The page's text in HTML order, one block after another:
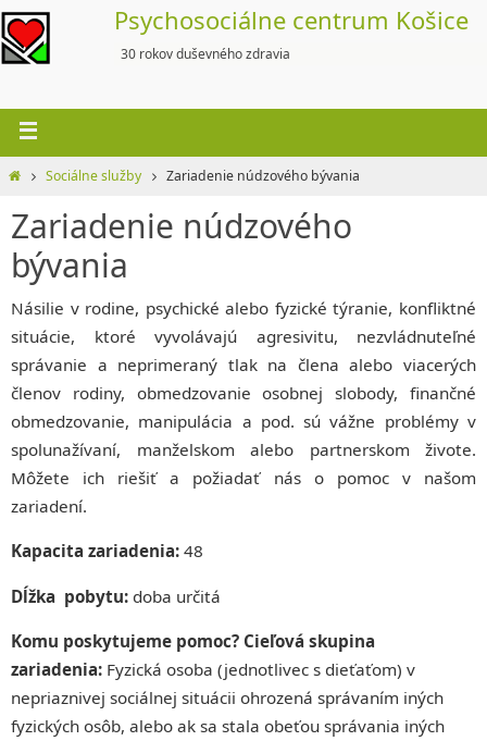
Skip
to
content
Psychosociálne centrum Košice
30 rokov duševného zdravia
HomeSociálne služby Zariadenie núdzového bývania
Zariadenie núdzového
bývania
Násilie v rodine, psychické alebo fyzické týranie, konfliktné
situácie, ktoré vyvolávajú agresivitu, nezvládnuteľné
správanie a neprimeraný tlak na člena alebo viacerých
členov rodiny, obmedzovanie osobnej slobody, finančné
obmedzovanie, manipulácia a pod. sú vážne problémy v
spolunažívaní, manželskom alebo partnerskom živote.
Môžete ich riešiť a požiadať nás o pomoc v našom
zariadení.
Kapacita zariadenia: 48
Dĺžka pobytu: doba určitá
Komu poskytujeme pomoc? Cieľová skupina
zariadenia: Fyzická osoba (jednotlivec s dieťaťom) v
nepriaznivej sociálnej situácii ohrozená správaním iných
fyzických osôb, alebo ak sa stala obeťou správania iných